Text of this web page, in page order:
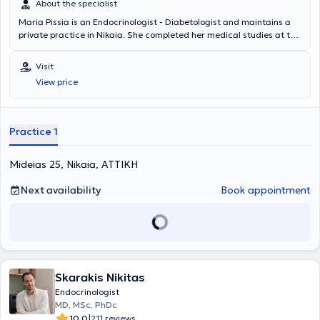
About the specialist
Maria Pissia is an Endocrinologist - Diabetologist and maintains a
private practice in Nikaia. She completed her medical studies at the
has experience and specialization in diabetes mellitus, thyroid and
parathyroid glands, as well as obesity and metabolism.
Visit
View price
Practice 1
Mideias 25, Nikaia, ΑΤΤΙΚΗ
Next availability
Book appointment
Skarakis Nikitas
Endocrinologist
MD, MSc, PhDc